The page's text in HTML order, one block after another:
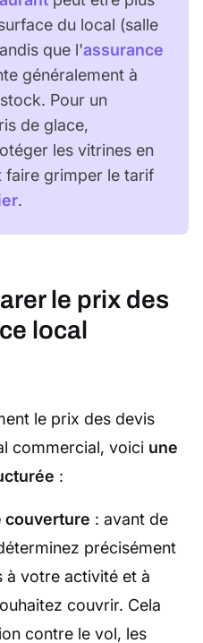
du local (salle
que l'assurance
généralement à
Pour un
de glace,
les vitrines en
faire grimper le tarif
.
le prix des
local
le prix des devis
commercial, voici une
:
couverture : avant de
précisément
à votre activité et à
couvrir. Cela
contre le vol, les